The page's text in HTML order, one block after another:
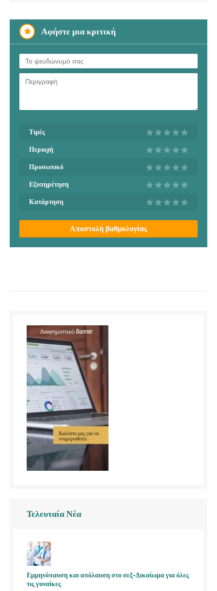
Αφήστε μια κριτική
Τιμές
Περιοχή
Προσωπικό
Εξυπηρέτηση
Κατάρτηση
Αποστολή βαθμολογίας
Τελευταία Νέα
Εμμηνόπαυση και απόλαυση στο σεξ-Δικαίωμα για όλες
τις γυναίκες